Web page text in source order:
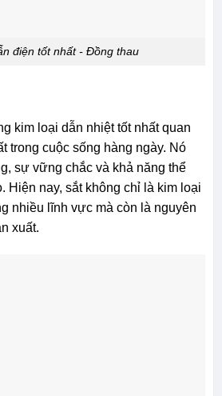
điện tốt nhất - Đồng thau
kim loại dẫn nhiệt tốt nhất quan
trong cuộc sống hàng ngày. Nó
sự vững chắc và khả năng thể
Hiện nay, sắt không chỉ là kim loại
nhiều lĩnh vực mà còn là nguyên
xuất.